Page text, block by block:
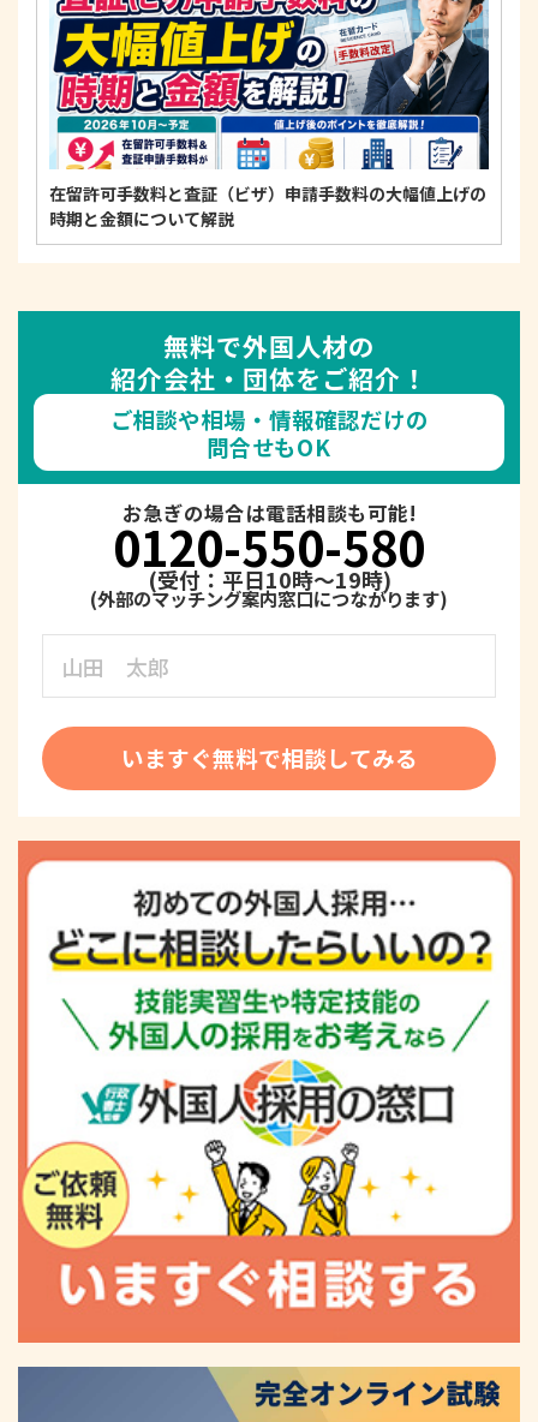
在留許可手数料と査証（ビザ）申請手数料の大幅値上げの
時期と金額について解説
無料で外国人材の
紹介会社・団体をご紹介！
ご相談や相場・情報確認だけの
問合せもOK
お急ぎの場合は電話相談も可能!
0120-550-580
(受付：平日10時～19時)
いますぐ無料で相談してみる